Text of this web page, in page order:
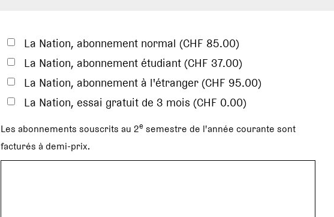
La Nation, abonnement normal (CHF 85.00)
La Nation, abonnement étudiant (CHF 37.00)
La Nation, abonnement à l'étranger (CHF 95.00)
La Nation, essai gratuit de 3 mois (CHF 0.00)
Les abonnements souscrits au 2e semestre de l'année courante sont
facturés à demi-prix.